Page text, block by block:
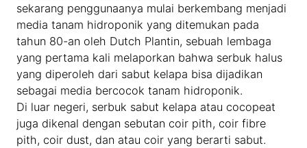
sekarang penggunaanya mulai berkembang menjadi
media tanam hidroponik yang ditemukan pada
tahun 80-an oleh Dutch Plantin, sebuah lembaga
yang pertama kali melaporkan bahwa serbuk halus
yang diperoleh dari sabut kelapa bisa dijadikan
sebagai media bercocok tanam hidroponik.
Di luar negeri, serbuk sabut kelapa atau cocopeat
juga dikenal dengan sebutan coir pith, coir fibre
pith, coir dust, dan atau coir yang berarti sabut.